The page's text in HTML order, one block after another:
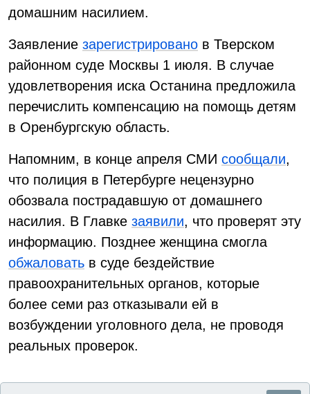
домашним насилием.
Заявление зарегистрировано в Тверском
районном суде Москвы 1 июля. В случае
удовлетворения иска Останина предложила
перечислить компенсацию на помощь детям
в Оренбургскую область.
Напомним, в конце апреля СМИ сообщали,
что полиция в Петербурге нецензурно
обозвала пострадавшую от домашнего
насилия. В Главке заявили, что проверят эту
информацию. Позднее женщина смогла
обжаловать в суде бездействие
правоохранительных органов, которые
более семи раз отказывали ей в
возбуждении уголовного дела, не проводя
реальных проверок.